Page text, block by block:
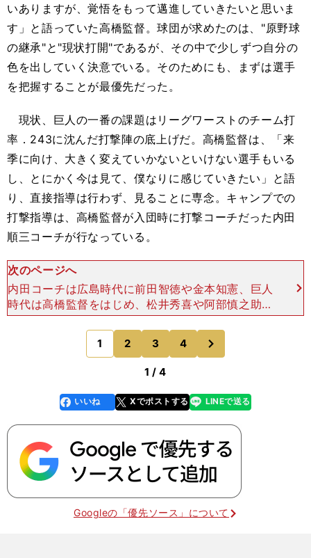
いありますが、覚悟をもって邁進していきたいと思いま
す」と語っていた高橋監督。球団が求めたのは、"原野球
の継承"と"現状打開"であるが、その中で少しずつ自分の
色を出していく決意でいる。そのためにも、まずは選手
を把握することが最優先だった。
現状、巨人の一番の課題はリーグワーストのチーム打
率．243に沈んだ打撃陣の底上げだ。高橋監督は、「来
季に向け、大きく変えていかないといけない選手もいる
し、とにかく今は見て、僕なりに感じていきたい」と語
り、直接指導は行わず、見ることに専念。キャンプでの
打撃指導は、高橋監督が入団時に打撃コーチだった内田
順三コーチが行なっている。
次のページへ
内田コーチは広島時代に前田智徳や金本知憲、巨人
時代は高橋監督をはじめ、松井秀喜や阿部慎之助ら
を育てた名伯楽。特に若手の育成に定評があり、こ
れまでは二軍打撃コーチを務めることが多かった
が、打撃陣の底上げ
1 2 3 4
のページへ
1 / 4
faceboo
k
いいね Xでポストする
line LINEで送る
Googleの「優先ソース」について